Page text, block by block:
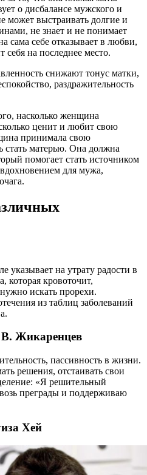
о дисбалансе мужского и
может выстраивать долгие и
не знает и не понимает
сама себе отказывает в любви,
себя на последнее место.
снижают тонус матки,
раздражительность
насколько женщина
ценит и любит свою
принимала свою
стать матерью. Она должна
помогает стать источником
для мужа,
указывает на утрату радости в
которая кровоточит,
искать прорехи.
из таблиц заболеваний
В. Жикаренцев
пассивность в жизни.
решения, отстаивать свои
«Я решительный
преграды и поддерживаю
Хей